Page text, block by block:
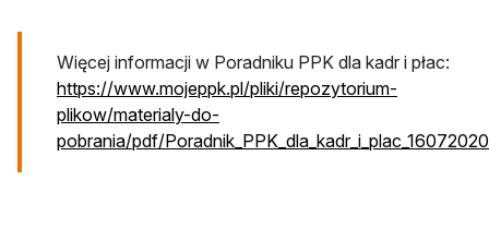
Więcej informacji w Poradniku PPK dla kadr i płac:
https://www.mojeppk.pl/pliki/repozytorium-
plikow/materialy-do-
pobrania/pdf/